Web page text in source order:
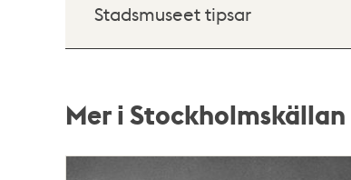
Stadsmuseet tipsar
Mer i Stockholmskällan